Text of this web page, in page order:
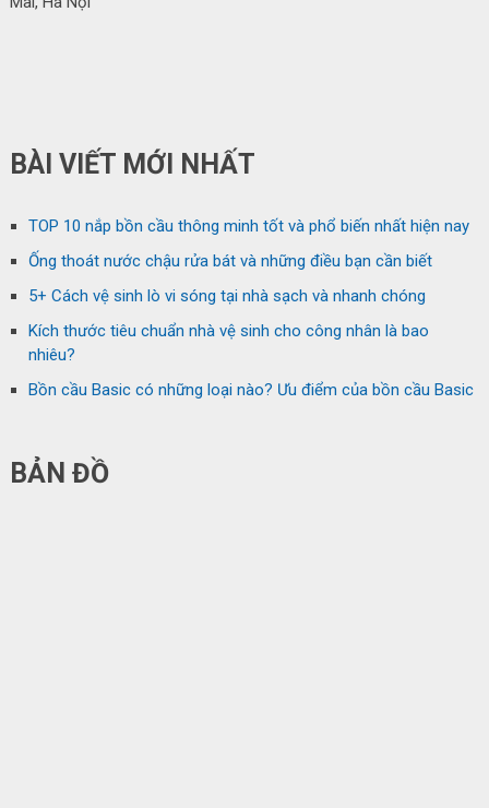
BÀI VIẾT MỚI NHẤT
TOP 10 nắp bồn cầu thông minh tốt và phổ biến nhất hiện nay
Ống thoát nước chậu rửa bát và những điều bạn cần biết
5+ Cách vệ sinh lò vi sóng tại nhà sạch và nhanh chóng
Kích thước tiêu chuẩn nhà vệ sinh cho công nhân là bao
nhiêu?
Bồn cầu Basic có những loại nào? Ưu điểm của bồn cầu Basic
BẢN ĐỒ